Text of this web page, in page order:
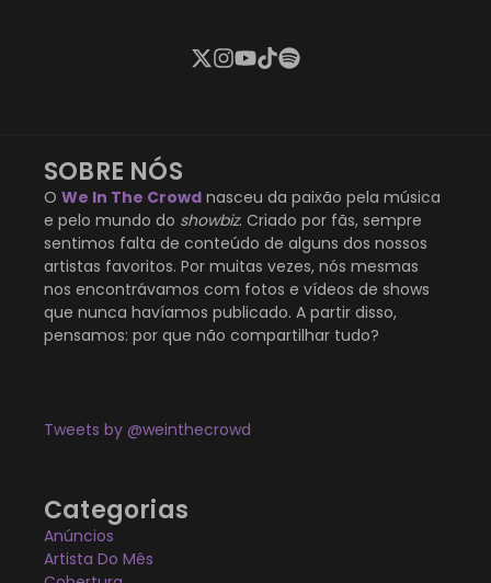
SOBRE NÓS
O We In The Crowd nasceu da paixão pela música
e pelo mundo do showbiz. Criado por fãs, sempre
sentimos falta de conteúdo de alguns dos nossos
artistas favoritos. Por muitas vezes, nós mesmas
nos encontrávamos com fotos e vídeos de shows
que nunca havíamos publicado. A partir disso,
pensamos: por que não compartilhar tudo?
Tweets by @weinthecrowd
Categorias
Anúncios
Artista Do Mês